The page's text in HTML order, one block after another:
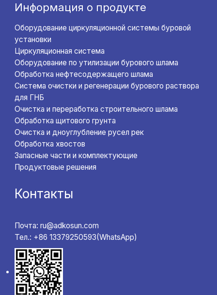
Информация о продукте
Оборудование циркуляционной системы буровой
установки
Циркуляционная система
Оборудование по утилизации бурового шлама
Обработка нефтесодержащего шлама
Система очистки и регенерации бурового раствора
для ГНБ
Очистка и переработка строительного шлама
Обработка щитового грунта
Очистка и дноуглубление русел рек
Обработка хвостов
Запасные части и комплектующие
Продуктовые решения
Контакты
Почта: ru@adkosun.com
Тел.: +86 13379250593(WhatsApp)